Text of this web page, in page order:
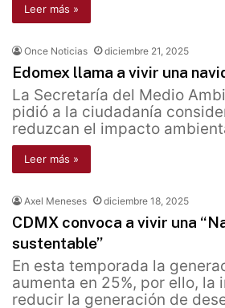
Leer más »
Once Noticias diciembre 21, 2025
Edomex llama a vivir una
La Secretaría del Medio
pidió a la ciudadanía
reduzcan el impacto
Leer más »
Axel Meneses diciembre 18, 2025
CDMX convoca a vivir una
sustentable”
En esta temporada la
aumenta en 25%, por ello, la
reducir la generación de